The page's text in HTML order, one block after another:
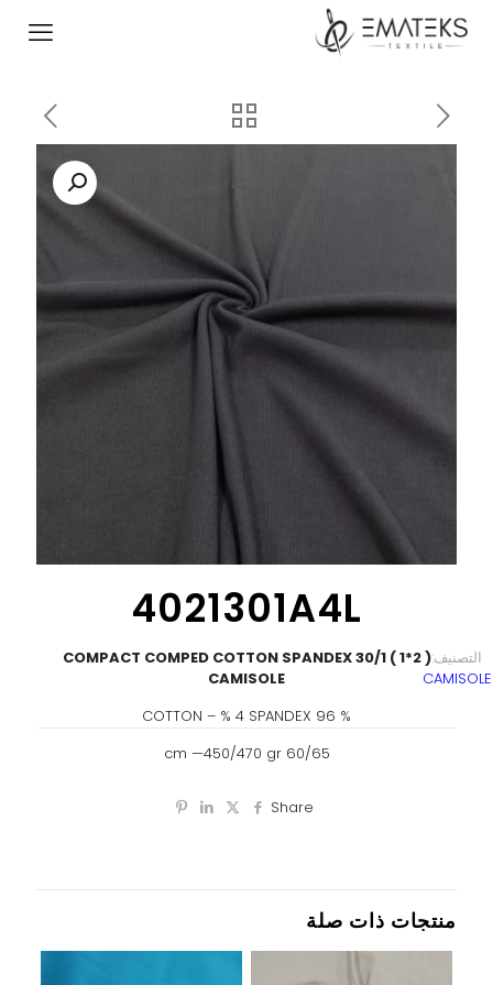
4021301A4L
( 2*1 ) 30/1 COMPACT COMPED COTTON SPANDEX
CAMISOLE
% 96 COTTON – % 4 SPANDEX
60/65 cm —450/470 gr
التصنيف:
CAMISOLE
Share
منتجات ذات صلة